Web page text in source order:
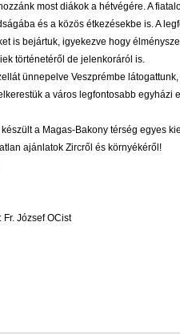
most diákok a hétvégére. A
és a közös étkezésekbe is. A
is bejártuk, igyekezve hogy
történetéről de jelenkoráról is.
ünnepelve Veszprémbe
a város legfontosabb egyházi
készült a Magas-Bakony térség egyes
ajánlatok Zircről és környékéről!
OCist